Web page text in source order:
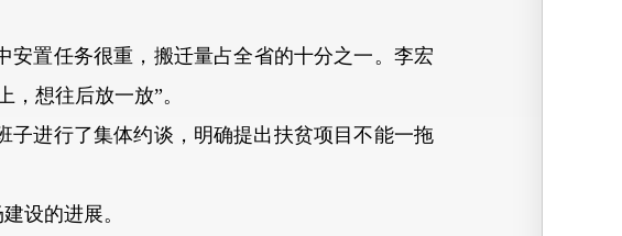
置任务很重，搬迁量占全省的十分之一。李宏
想往后放一放”。
进行了集体约谈，明确提出扶贫项目不能一拖
设的进展。